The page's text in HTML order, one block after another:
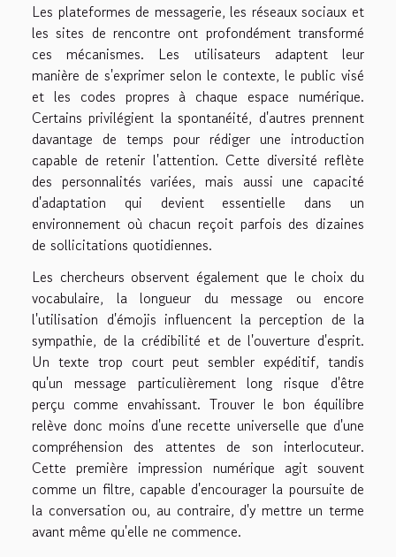
Les plateformes de messagerie, les réseaux sociaux et
les sites de rencontre ont profondément transformé
ces mécanismes. Les utilisateurs adaptent leur
manière de s'exprimer selon le contexte, le public visé
et les codes propres à chaque espace numérique.
Certains privilégient la spontanéité, d'autres prennent
davantage de temps pour rédiger une introduction
capable de retenir l'attention. Cette diversité reflète
des personnalités variées, mais aussi une capacité
d'adaptation qui devient essentielle dans un
environnement où chacun reçoit parfois des dizaines
de sollicitations quotidiennes.
Les chercheurs observent également que le choix du
vocabulaire, la longueur du message ou encore
l'utilisation d'émojis influencent la perception de la
sympathie, de la crédibilité et de l'ouverture d'esprit.
Un texte trop court peut sembler expéditif, tandis
qu'un message particulièrement long risque d'être
perçu comme envahissant. Trouver le bon équilibre
relève donc moins d'une recette universelle que d'une
compréhension des attentes de son interlocuteur.
Cette première impression numérique agit souvent
comme un filtre, capable d'encourager la poursuite de
la conversation ou, au contraire, d'y mettre un terme
avant même qu'elle ne commence.